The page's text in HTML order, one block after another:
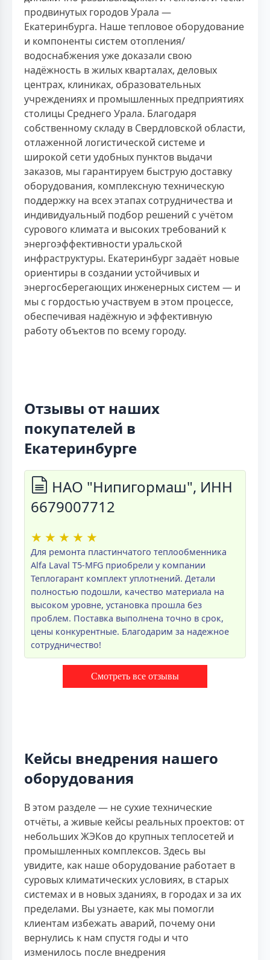
продвинутых городов Урала —
Екатеринбурга. Наше тепловое оборудование
и компоненты систем отопления/
водоснабжения уже доказали свою
надёжность в жилых кварталах, деловых
центрах, клиниках, образовательных
учреждениях и промышленных предприятиях
столицы Среднего Урала. Благодаря
собственному складу в Свердловской области,
отлаженной логистической системе и
широкой сети удобных пунктов выдачи
заказов, мы гарантируем быструю доставку
оборудования, комплексную техническую
поддержку на всех этапах сотрудничества и
индивидуальный подбор решений с учётом
сурового климата и высоких требований к
энергоэффективности уральской
инфраструктуры. Екатеринбург задаёт новые
ориентиры в создании устойчивых и
энергосберегающих инженерных систем — и
мы с гордостью участвуем в этом процессе,
обеспечивая надёжную и эффективную
работу объектов по всему городу.
Отзывы от наших
покупателей в
Екатеринбурге
НАО "Нипигормаш", ИНН
6679007712
★ ★ ★ ★ ★
Для ремонта пластинчатого теплообменника
Alfa Laval T5-MFG приобрели у компании
Теплогарант комплект уплотнений. Детали
полностью подошли, качество материала на
высоком уровне, установка прошла без
проблем. Поставка выполнена точно в срок,
цены конкурентные. Благодарим за надежное
сотрудничество!
Смотреть все отзывы
Кейсы внедрения нашего
оборудования
В этом разделе — не сухие технические
отчёты, а живые кейсы реальных проектов: от
небольших ЖЭКов до крупных теплосетей и
промышленных комплексов. Здесь вы
увидите, как наше оборудование работает в
суровых климатических условиях, в старых
системах и в новых зданиях, в городах и за их
пределами. Вы узнаете, как мы помогли
клиентам избежать аварий, почему они
вернулись к нам спустя годы и что
изменилось после внедрения